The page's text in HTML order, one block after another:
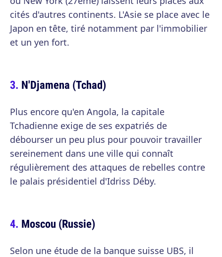
cités d'autres continents. L'Asie se place avec le
Japon en tête, tiré notamment par l'immobilier
et un yen fort.
N'Djamena (Tchad)
Plus encore qu'en Angola, la capitale
Tchadienne exige de ses expatriés de
débourser un peu plus pour pouvoir travailler
sereinement dans une ville qui connaît
régulièrement des attaques de rebelles contre
le palais présidentiel d'Idriss Déby.
Moscou (Russie)
Selon une étude de la banque suisse UBS, il